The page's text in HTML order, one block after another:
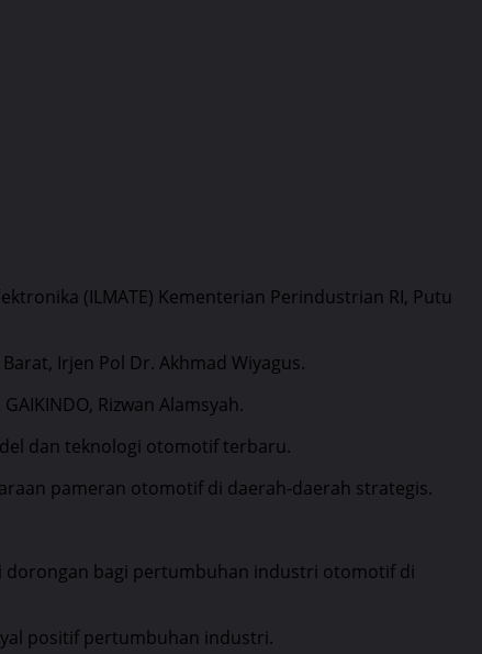
(ILMATE) Kementerian Perindustrian RI, Putu
Irjen Pol Dr. Akhmad Wiyagus.
Rizwan Alamsyah.
dan teknologi otomotif terbaru.
pameran otomotif di daerah-daerah strategis.
dorongan bagi pertumbuhan industri otomotif di
positif pertumbuhan industri.